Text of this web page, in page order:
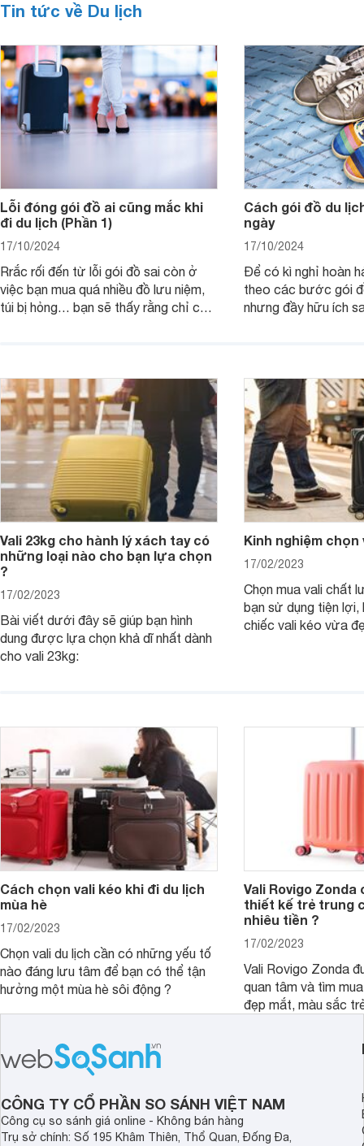
Tin tức về Du lịch
Lỗi đóng gói đồ ai cũng mắc khi
đi du lịch (Phần 1)
17/10/2024
Rrắc rối đến từ lỗi gói đồ sai còn ở
việc bạn mua quá nhiều đồ lưu niệm,
túi bị hỏng… bạn sẽ thấy rằng chỉ cần
Cách gói đồ du
ngày
17/10/2024
Để có kì nghỉ hoàn
theo các bước gói
nhưng đầy hữu ích
Vali 23kg cho hành lý xách tay có
những loại nào cho bạn lựa chọn
?
17/02/2023
Bài viết dưới đây sẽ giúp bạn hình
dung được lựa chọn khả dĩ nhất dành
cho vali 23kg:
Kinh nghiệm chọn
17/02/2023
Chọn mua vali chất
bạn sử dụng tiện
chiếc vali kéo vừa
Cách chọn vali kéo khi đi du lịch
mùa hè
17/02/2023
Chọn vali du lịch cần có những yếu tố
nào đáng lưu tâm để bạn có thể tận
hưởng một mùa hè sôi động ?
Vali Rovigo
thiết kế trẻ trung
nhiêu tiền ?
17/02/2023
Vali Rovigo Zonda
quan tâm và tìm
đẹp mắt, màu sắc
CÔNG TY CỔ PHẦN SO SÁNH VIỆT NAM
Công cụ so sánh giá online - Không bán hàng
Trụ sở chính: Số 195 Khâm Thiên, Thổ Quan, Đống Đa,